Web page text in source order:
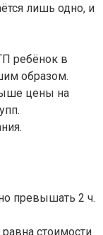
лишь одно, и
ребёнок в
образом.
цены на
превышать 2 ч.
стоимости